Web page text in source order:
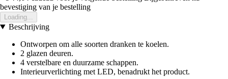
bevestiging van je bestelling
Loading...
Beschrijving
Ontworpen om alle soorten dranken te koelen.
2 glazen deuren.
4 verstelbare en duurzame schappen.
Interieurverlichting met LED, benadrukt het product.